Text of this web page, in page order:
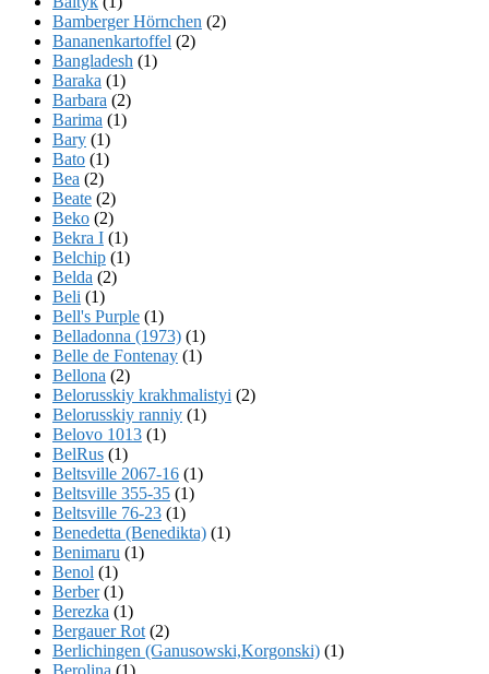
Bamberger Hörnchen (2)
Bananenkartoffel (2)
Bangladesh (1)
Baraka (1)
Barbara (2)
Barima (1)
Bary (1)
Bato (1)
Bea (2)
Beate (2)
Beko (2)
Bekra I (1)
Belchip (1)
Belda (2)
Beli (1)
Bell's Purple (1)
Belladonna (1973) (1)
Belle de Fontenay (1)
Bellona (2)
Belorusskiy krakhmalistyi (2)
Belorusskiy ranniy (1)
Belovo 1013 (1)
BelRus (1)
Beltsville 2067-16 (1)
Beltsville 355-35 (1)
Beltsville 76-23 (1)
Benedetta (Benedikta) (1)
Benimaru (1)
Benol (1)
Berber(1)
Berezka (1)
Bergauer Rot (2)
Berlichingen (Ganusowski,Korgonski) (1)
Berolina (1)